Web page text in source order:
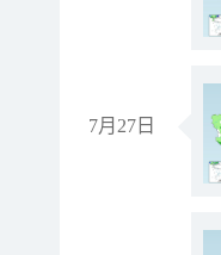
7月27日